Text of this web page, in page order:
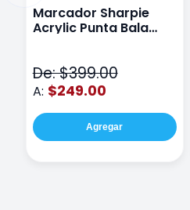
Marcador Sharpie
Acrylic Punta Bala
De: $399.00
A: $249.00
Agregar